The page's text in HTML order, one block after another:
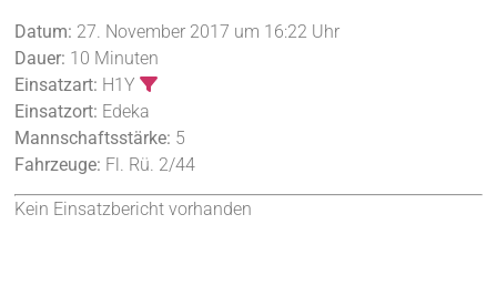
Datum: 27. November 2017 um 16:22 Uhr
Dauer: 10 Minuten
Einsatzart: H1Y
Einsatzort: Edeka
Mannschaftsstärke: 5
Fahrzeuge: Fl. Rü. 2/44
Kein Einsatzbericht vorhanden